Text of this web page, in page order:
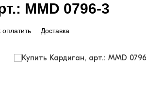
MMD 0796-3
оплатить Доставка